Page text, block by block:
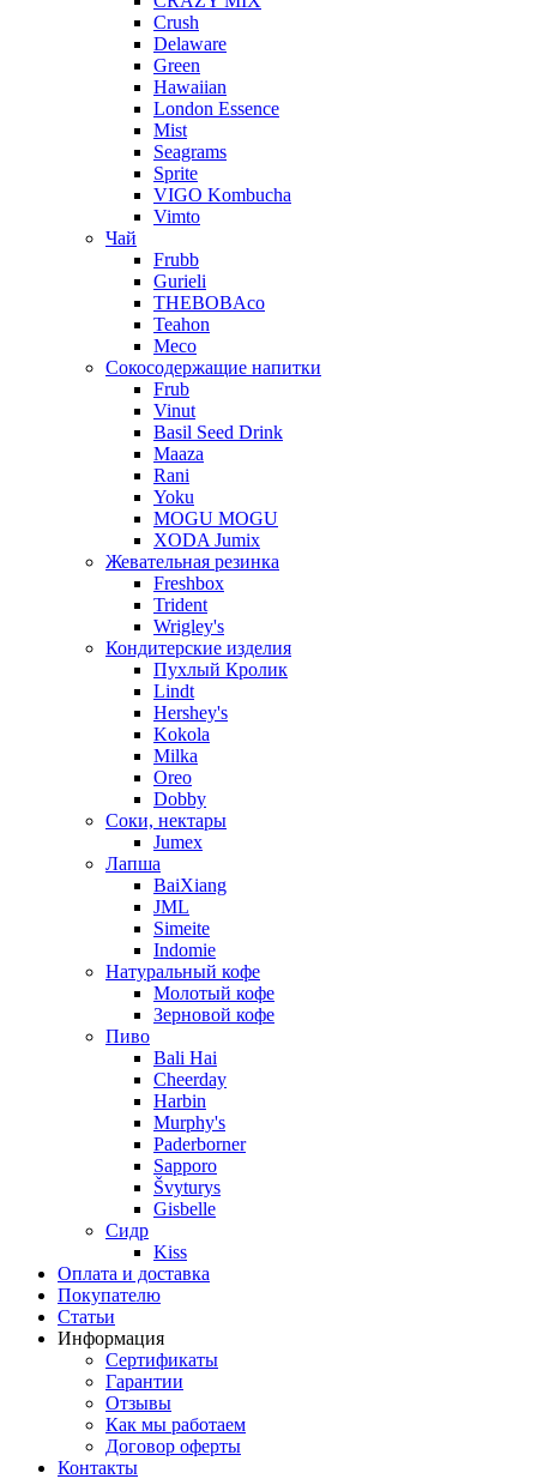
Crush
Delaware
Green
Hawaiian
London Essence
Mist
Seagrams
Sprite
VIGO Kombucha
Vimto
Чай
Frubb
Gurieli
THEBOBAco
Teahon
Meco
Сокосодержащие напитки
Frub
Vinut
Basil Seed Drink
Maaza
Rani
Yoku
MOGU MOGU
XODA Jumix
Жевательная резинка
Freshbox
Trident
Wrigley's
Кондитерские изделия
Пухлый Кролик
Lindt
Hershey's
Kokola
Milka
Oreo
Dobby
Соки, нектары
Jumex
Лапша
BaiXiang
JML
Simeite
Indomie
Натуральный кофе
Молотый кофе
Зерновой кофе
Пиво
Bali Hai
Cheerday
Harbin
Murphy's
Paderborner
Sapporo
Švyturys
Gisbelle
Сидр
Kiss
Оплата и доставка
Покупателю
Статьи
Информация
Сертификаты
Гарантии
Отзывы
Как мы работаем
Договор оферты
Контакты